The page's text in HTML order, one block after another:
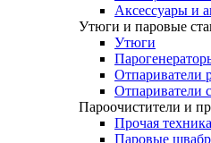
Аксессуары и
Утюги и паровые
Утюги
Отпариватели
Отпариватели
Пароочистители и
Прочая
Паровые